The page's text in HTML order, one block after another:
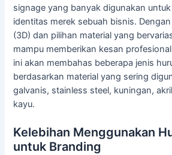
signage yang banyak digunakan
identitas merek sebuah bisnis.
(3D) dan pilihan material yang
mampu memberikan kesan
ini akan membahas beberapa jenis
berdasarkan material yang sering
galvanis, stainless steel, kuningan,
kayu.
Kelebihan Menggunakan
untuk Branding